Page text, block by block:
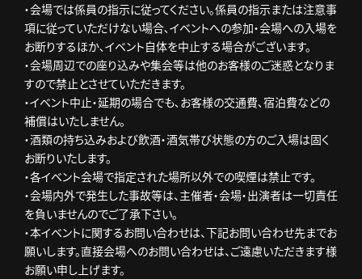
・会場では係員の指示に従ってください。係員の指示または注意事
項に従っていただけない場合､イベントへの参加・会場への入場を
お断りするほか､イベント自体を中止する場合がございます。
・会場周辺での座り込みや集会等は他のお客様のご迷惑となりま
すので禁止とさせていただきます。
・イベント中止・延期の場合でも､お客様の交通費､宿泊費などの
補償はいたしません。
・酒類の持ち込みおよび飲酒・酒気帯び状態の方のご入場は固く
お断りいたします。
・各イベント会場で指定された場所以外での喫煙は禁止です。
・会場内外で発生した事故等は、主催者・会場・出演者は一切責任
を負いませんのでご了承下さい。
・本イベントに関するお問い合わせは、下記お問い合わせ先までお
願いします。直接会場へのお問い合わせは、ご遠慮いただきます様
お願い申し上げます。